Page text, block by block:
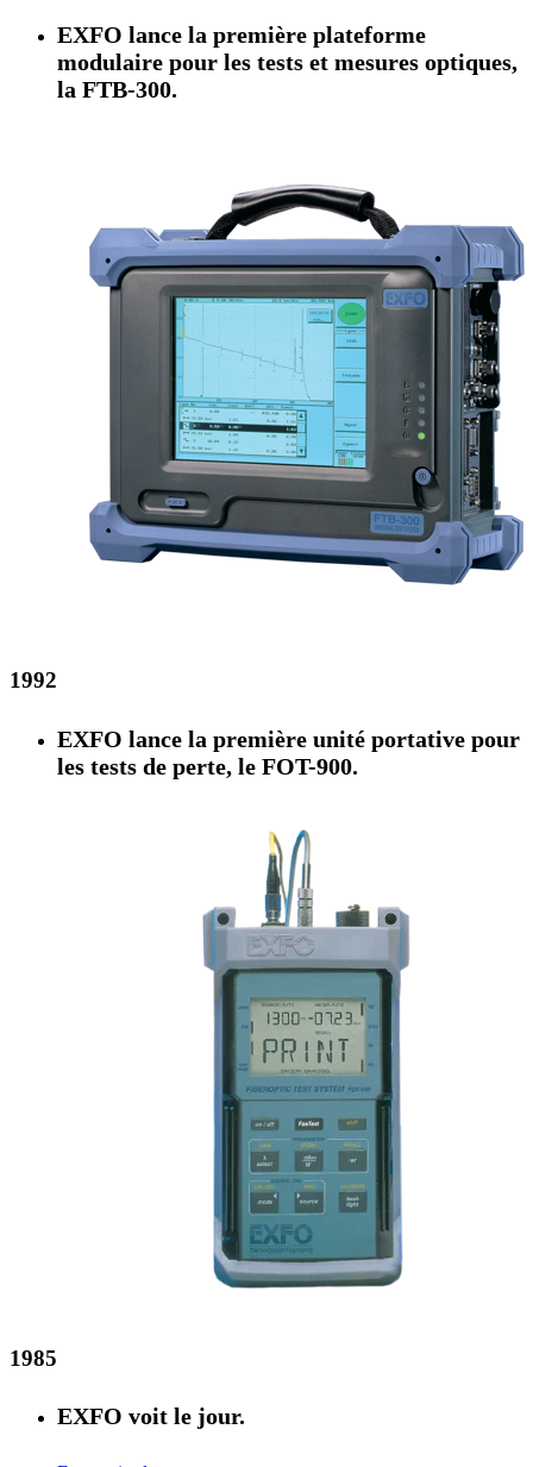
EXFO lance la première plateforme
modulaire pour les tests et mesures optiques,
la FTB-300.
1992
EXFO lance la première unité portative pour
les tests de perte, le FOT-900.
1985
EXFO voit le jour.